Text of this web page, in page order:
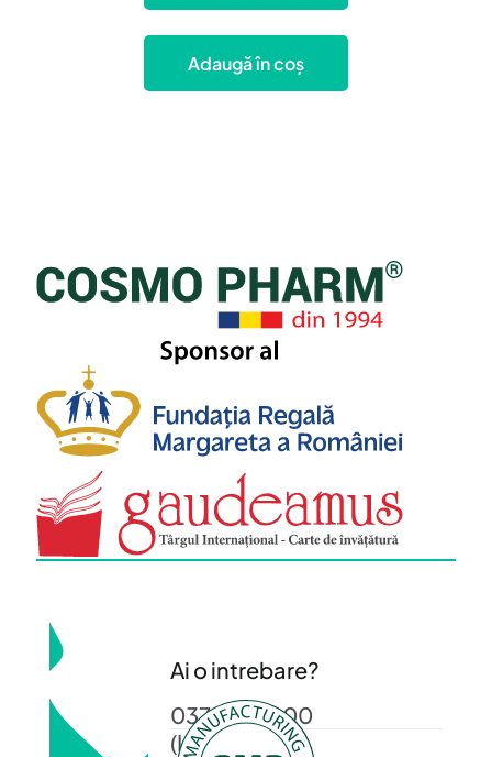
Adaugă în coș
Ai o intrebare?
0372 372 200
(L-V: 08-16)